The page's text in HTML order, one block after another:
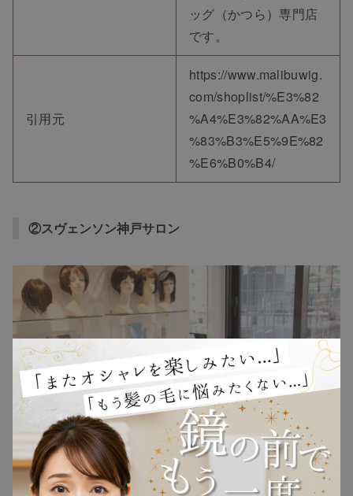
ッグ（かつら）専門店
です。
引用元
https://www.malibuwig.
com/shoplist/%E3%82
%A4%E3%82%AA%E3
%83%B3%E5%9E%82
%E6%B0%B4/
②スヴェンソン神戸サロン